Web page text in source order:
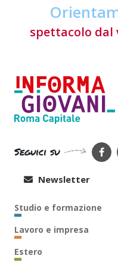
spettacolo dal
Seguici su
Newsletter
Studio e formazione
Lavoro e impresa
Estero